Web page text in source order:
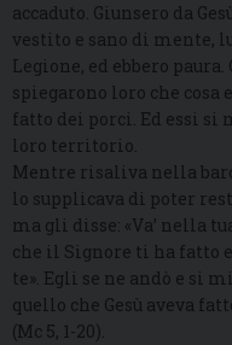
accaduto. Giunsero da
vestito e sano di mente,
Legione, ed ebbero
spiegarono loro che
fatto dei porci. Ed essi si
loro territorio.
Mentre risaliva nella
lo supplicava di poter
ma gli disse: «Va’ nella
che il Signore ti ha fatto
te». Egli se ne andò e si
quello che Gesù aveva
(Mc 5, 1-20).